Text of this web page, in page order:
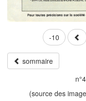
-10
sommaire
(source des